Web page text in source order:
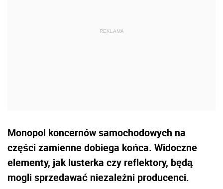
Monopol koncernów samochodowych na
części zamienne dobiega końca. Widoczne
elementy, jak lusterka czy reflektory, będą
mogli sprzedawać niezależni producenci.